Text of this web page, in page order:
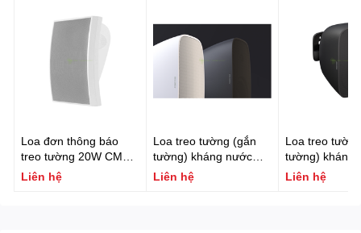
Loa đơn thông báo
treo tường 20W CMX
Model: WSK-610K
Liên hệ
Loa treo tường (gắn
tường) kháng nước
FONESTAR SONORA-
Liên hệ
Loa treo
tường) kháng
FONESTAR
Liên hệ